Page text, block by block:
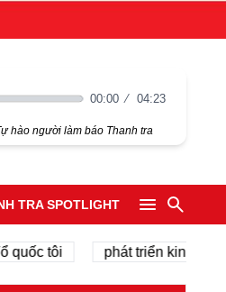
00:00 04:23
hào người làm báo Thanh tra
TRA SPOTLIGHT
tôi phát triển kinh tế tư nhân